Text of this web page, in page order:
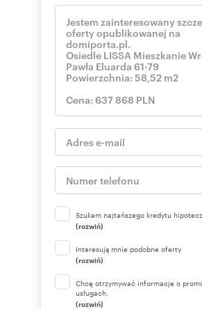
Szukam najtańszego kredytu
(rozwiń)
Interesują mnie podobne oferty
(rozwiń)
Chcę otrzymywać informacje o
usługach.
(rozwiń)